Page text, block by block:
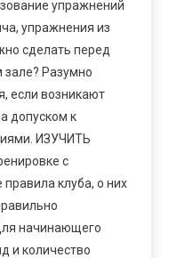
упражнений
упражнения из
сделать перед
Разумно
если возникают
допуском к
ИЗУЧИТЬ
с
клуба, о них
начинающего
и количество